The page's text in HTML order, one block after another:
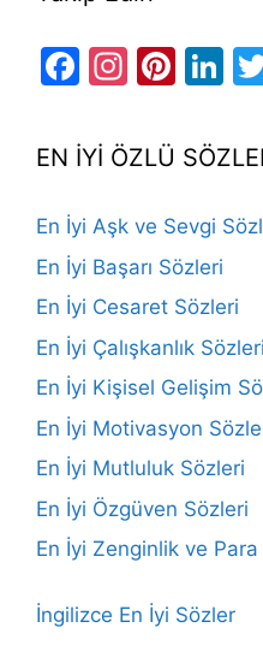
Facebook
EN İYİ ÖZLÜ
En İyi Aşk ve Sevgi
En İyi Başarı Sözleri
En İyi Cesaret Sözleri
En İyi Çalışkanlık Sözleri
En İyi Kişisel Gelişim
En İyi Motivasyon
En İyi Mutluluk Sözleri
En İyi Özgüven Sözleri
En İyi Zenginlik ve
İngilizce En İyi Sözler